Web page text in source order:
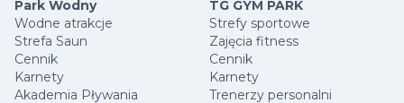
Park Wodny
Wodne atrakcje
Strefa Saun
Cennik
Karnety
Akademia Pływania
TG GYM PARK
Strefy sportowe
Zajęcia fitness
Cennik
Karnety
Trenerzy personalni